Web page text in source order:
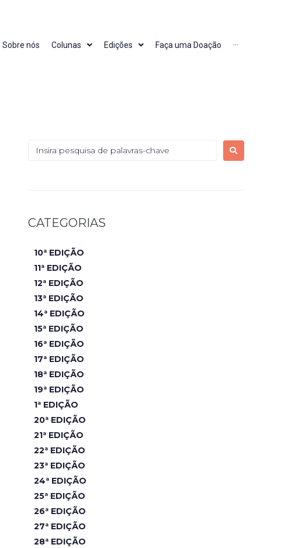
Sobre nós Colunas Edições Faça uma Doação ···
CATEGORIAS
10ª EDIÇÃO
11ª EDIÇÃO
12ª EDIÇÃO
13ª EDIÇÃO
14ª EDIÇÃO
15ª EDIÇÃO
16ª EDIÇÃO
17ª EDIÇÃO
18ª EDIÇÃO
19ª EDIÇÃO
1ª EDIÇÃO
20ª EDIÇÃO
21ª EDIÇÃO
22ª EDIÇÃO
23ª EDIÇÃO
24ª EDIÇÃO
25ª EDIÇÃO
26ª EDIÇÃO
27ª EDIÇÃO
28ª EDIÇÃO